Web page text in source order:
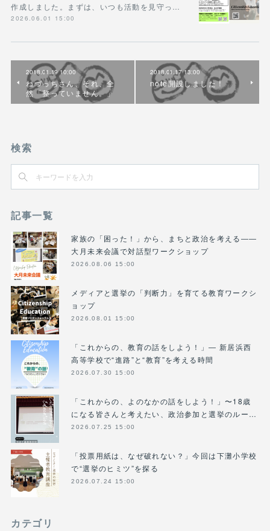
作成しました。まずは、いつも活動を見守っ…
2026.06.01 15:00
2018.01.19 10:00
ねづっちさん、それ、全
然「整っていません。」
2018.01.17 13:00
note開設しました！
検索
記事一覧
家族の「困った！」から、まちと政治を考える――
大月未来会議で対話型ワークショップ
2026.08.06 15:00
メディアと選挙の「判断力」を育てる教育ワークシ
ョップ
2026.08.01 15:00
「これからの、教育の話をしよう！」― 新居浜西
高等学校で“進路”と“教育”を考える時間
2026.07.30 15:00
「これからの、よのなかの話をしよう！」〜18歳
になる皆さんと考えたい、政治参加と選挙のルー…
2026.07.25 15:00
「投票用紙は、なぜ破れない？」今回は下灘小学校
で“選挙のヒミツ”を探る
2026.07.24 15:00
カテゴリ